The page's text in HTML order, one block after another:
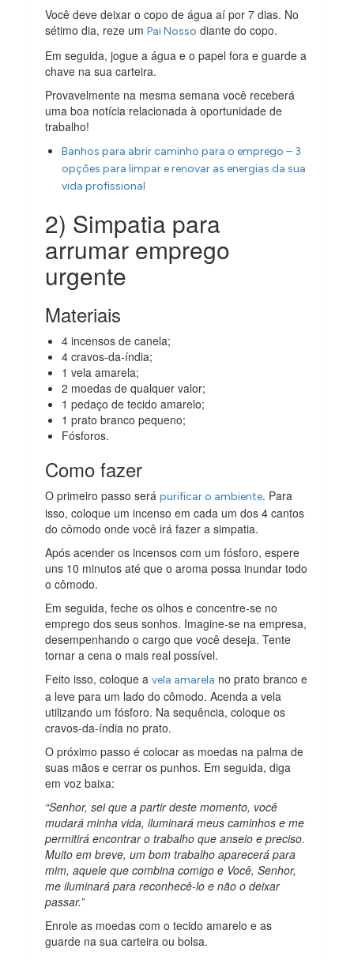
Você deve deixar o copo de água aí por 7 dias. No
sétimo dia, reze umPai Nosso diante do copo.
Em seguida, jogue a água e o papel fora e guarde a
chave na sua carteira.
Provavelmente na mesma semana você receberá
uma boa notícia relacionada à oportunidade de
trabalho!
Banhos para abrir caminho para o emprego – 3
opções para limpar e renovar as energias da sua
vida profissional
2) Simpatia para
arrumar emprego
urgente
Materiais
4 incensos de canela;
4 cravos-da-índia;
1 vela amarela;
2 moedas de qualquer valor;
1 pedaço de tecido amarelo;
1 prato branco pequeno;
Fósforos.
Como fazer
O primeiro passo serápurificar o ambiente. Para
isso, coloque um incenso em cada um dos 4 cantos
do cômodo onde você irá fazer a simpatia.
Após acender os incensos com um fósforo, espere
uns 10 minutos até que o aroma possa inundar todo
o cômodo.
Em seguida, feche os olhos e concentre-se no
emprego dos seus sonhos. Imagine-se na empresa,
desempenhando o cargo que você deseja. Tente
tornar a cena o mais real possível.
Feito isso, coloque avela amarela no prato branco e
a leve para um lado do cômodo. Acenda a vela
utilizando um fósforo. Na sequência, coloque os
cravos-da-índia no prato.
O próximo passo é colocar as moedas na palma de
suas mãos e cerrar os punhos. Em seguida, diga
em voz baixa:
“Senhor, sei que a partir deste momento, você
mudará minha vida, iluminará meus caminhos e me
permitirá encontrar o trabalho que anseio e preciso.
Muito em breve, um bom trabalho aparecerá para
mim, aquele que combina comigo e Você, Senhor,
me iluminará para reconhecê-lo e não o deixar
passar.”
Enrole as moedas com o tecido amarelo e as
guarde na sua carteira ou bolsa.